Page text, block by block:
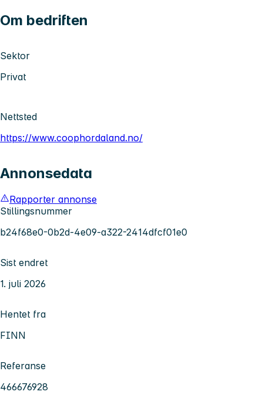
Om bedriften
Sektor
Privat
Nettsted
https://www.coophordaland.no/
Annonsedata
Rapporter annonse
Stillingsnummer
b24f68e0-0b2d-4e09-a322-2414dfcf01e0
Sist endret
1. juli 2026
Hentet fra
FINN
Referanse
466676928